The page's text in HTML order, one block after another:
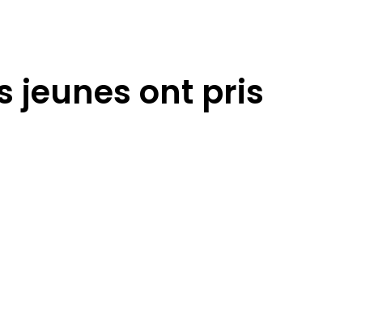
jeunes ont pris